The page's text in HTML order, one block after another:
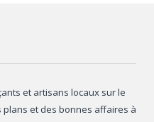
et artisans locaux sur le
et des bonnes affaires à